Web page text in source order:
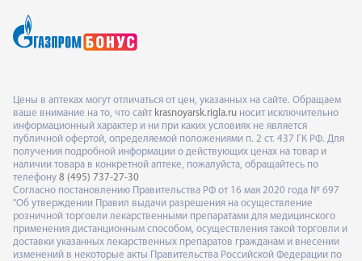
Цены в аптеках могут отличаться от цен, указанных на сайте. Обращаем
ваше внимание на то, что сайт krasnoyarsk.rigla.ru носит исключительно
информационный характер и ни при каких условиях не является
публичной офертой, определяемой положениями п. 2 ст. 437 ГК РФ. Для
получения подробной информации о действующих ценах на товар и
наличии товара в конкретной аптеке, пожалуйста, обращайтесь по
телефону 8 (495) 737-27-30
Согласно постановлению Правительства РФ от 16 мая 2020 года № 697
"Об утверждении Правил выдачи разрешения на осуществление
розничной торговли лекарственными препаратами для медицинского
применения дистанционным способом, осуществления такой торговли и
доставки указанных лекарственных препаратов гражданам и внесении
изменений в некоторые акты Правительства Российской Федерации по